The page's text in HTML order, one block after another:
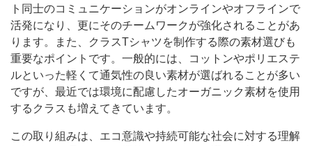
ト同士のコミュニケーションがオンラインやオフラインで
活発になり、更にそのチームワークが強化されることがあ
ります。また、クラスTシャツを制作する際の素材選びも
重要なポイントです。一般的には、コットンやポリエステ
ルといった軽くて通気性の良い素材が選ばれることが多い
ですが、最近では環境に配慮したオーガニック素材を使用
するクラスも増えてきています。
この取り組みは、エコ意識や持続可能な社会に対する理解